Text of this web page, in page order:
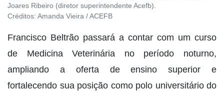
Joares Ribeiro (diretor superintendente Acefb).
Créditos: Amanda Vieira / ACEFB
Francisco Beltrão passará a contar com um curso
de Medicina Veterinária no período noturno,
ampliando a oferta de ensino superior e
fortalecendo sua posição como polo universitário do